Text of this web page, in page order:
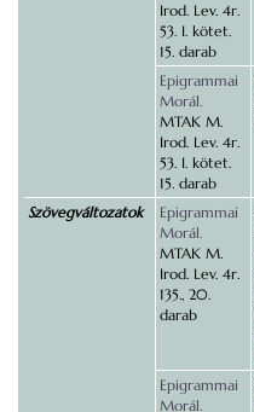
Irod. Lev. 4r.
53. I. kötet.
15. darab
Epigrammai
Morál.
MTAK M.
Irod. Lev. 4r.
53. I. kötet.
15. darab
Szövegváltozatok
Epigrammai
Morál.
MTAK M.
Irod. Lev. 4r.
135., 20.
darab
Epigrammai
Morál.